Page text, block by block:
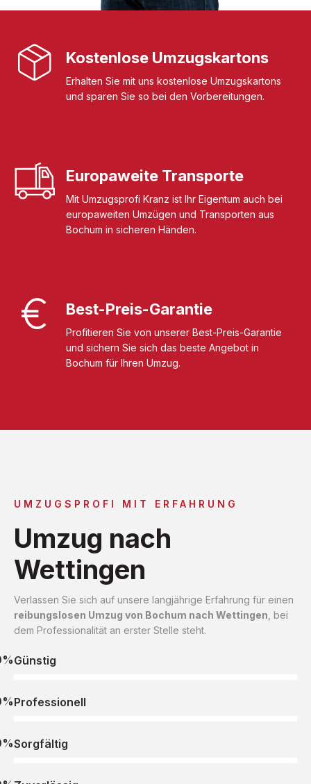
Kostenlose Umzugskartons
Erhalten Sie mit uns kostenlose Umzugskartons
und sparen Sie so bei den Vorbereitungen.
Europaweite Transporte
Mit Umzugsprofi Kranz ist Ihr Eigentum auch bei
europaweiten Umzügen und Transporten aus
Bochum in sicheren Händen.
Best-Preis-Garantie
Profitieren Sie von unserer Best-Preis-Garantie
und sichern Sie sich das beste Angebot in
Bochum für Ihren Umzug.
UMZUGSPROFI MIT ERFAHRUNG
Umzug nach
Wettingen
Verlassen Sie sich auf unsere langjährige Erfahrung für einen
reibungslosen Umzug von Bochum nach Wettingen , bei
dem Professionalität an erster Stelle steht.
Günstig
Professionell
Sorgfältig